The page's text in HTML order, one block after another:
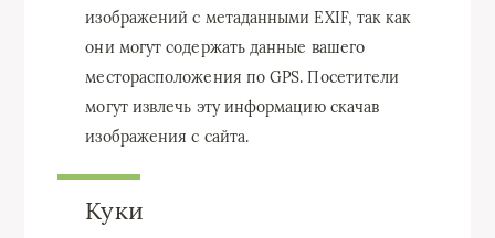
изображений с метаданными EXIF, так как
они могут содержать данные вашего
месторасположения по GPS. Посетители
могут извлечь эту информацию скачав
изображения с сайта.
Куки